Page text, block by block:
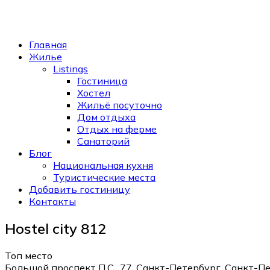
Главная
Жилье
Listings
Гостиница
Хостел
Жильё посуточно
Дом отдыха
Отдых на ферме
Санаторий
Блог
Национальная кухня
Туристические места
Добавить гостиницу
Контакты
Hostel city 812
Топ место
Большой проспект П.С., 77, Санкт-Петербург, Санкт-